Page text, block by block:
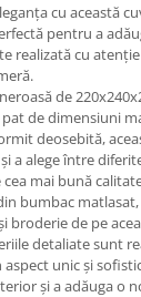
cu această
pentru a
realizată cu
de
de dimensiuni
deosebită,
a alege între
mai bună
bumbac
broderie de pe
detaliate sunt
aspect unic și
și a adăuga o